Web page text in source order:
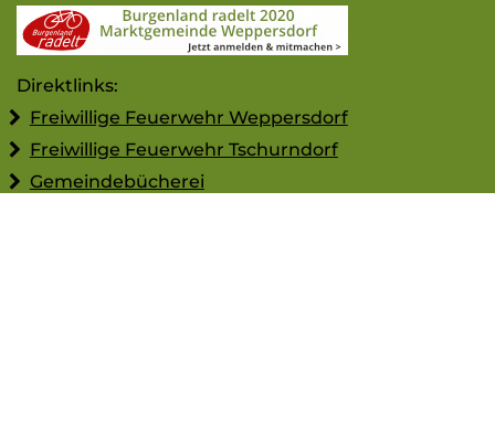
Direktlinks:
Freiwillige Feuerwehr Weppersdorf
Freiwillige Feuerwehr Tschurndorf
Gemeindebücherei